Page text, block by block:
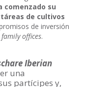
comenzado su
de cultivos
de inversión
family offices.
Iberian
una
partícipes y,